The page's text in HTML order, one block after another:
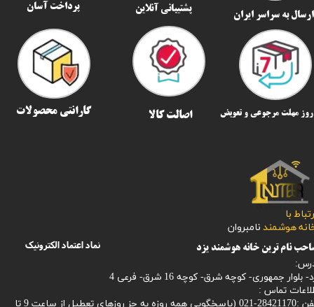
با
هوشمند نامبروان
بلوار جمهوری- کوچه شرق- کوچه 16 شرق- فرعی 4
تماس :
021 (
پاسخگویی همه روزه به جز روزهای تعطیل از ساعت 9 تا
نماد اعتماد الکترونیک
ارسال به سراسر ایران​​​​​​​
پشتیبانی آنلاین پرداخت آسان
اصالت کالا گارانتی محصولات
نام ترین خانه هوشمند یزد